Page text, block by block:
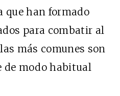
que han formado
para combatir al
más comunes son
de modo habitual